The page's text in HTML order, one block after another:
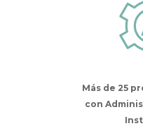
Más de 25
con